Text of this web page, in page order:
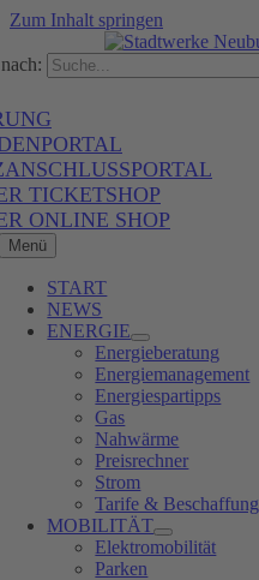
Zum Inhalt springen
TICKETSHOP
ONLINE SHOP
Menü
START
NEWS
ENERGIE
Energieberatung
Energiemanagement
Energiespartipps
Gas
Nahwärme
Preisrechner
Strom
Tarife & Beschaffung
MOBILITÄT
Elektromobilität
Parken